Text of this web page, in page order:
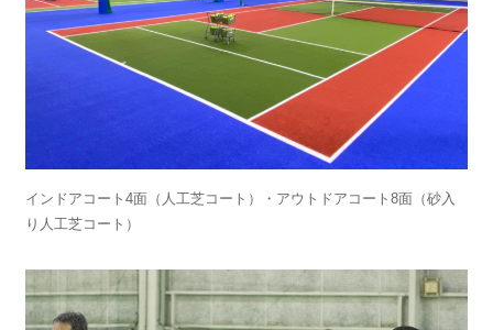
インドアコート4面（人工芝コート）・アウトドアコート8面（砂入
り人工芝コート）